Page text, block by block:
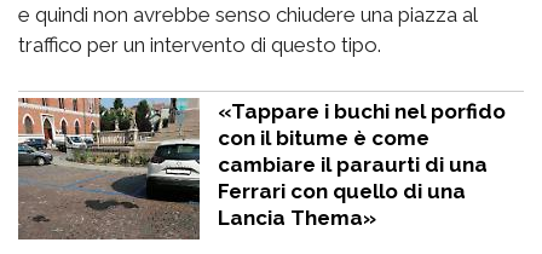
e quindi non avrebbe senso chiudere una piazza al
traffico per un intervento di questo tipo.
«Tappare i buchi nel porfido
con il bitume è come
cambiare il paraurti di una
Ferrari con quello di una
Lancia Thema»